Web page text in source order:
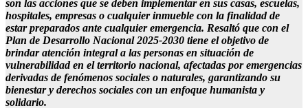
son las acciones que se deben implementar en sus casas, escuelas,
hospitales, empresas o cualquier inmueble con la finalidad de
estar preparados ante cualquier emergencia. Resaltó que con el
Plan de Desarrollo Nacional 2025-2030 tiene el objetivo de
brindar atención integral a las personas en situación de
vulnerabilidad en el territorio nacional, afectadas por emergencias
derivadas de fenómenos sociales o naturales, garantizando su
bienestar y derechos sociales con un enfoque humanista y
solidario.